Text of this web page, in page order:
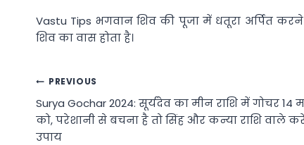
Vastu Tips भगवान शिव की पूजा में धतूरा अर्पित
शिव का वास होता है।
Post
navigation
PREVIOUS
Surya Gochar 2024: सूर्यदेव का मीन राशि में गोचर 14
को, परेशानी से बचना है तो सिंह और कन्या राशि वाले
उपाय